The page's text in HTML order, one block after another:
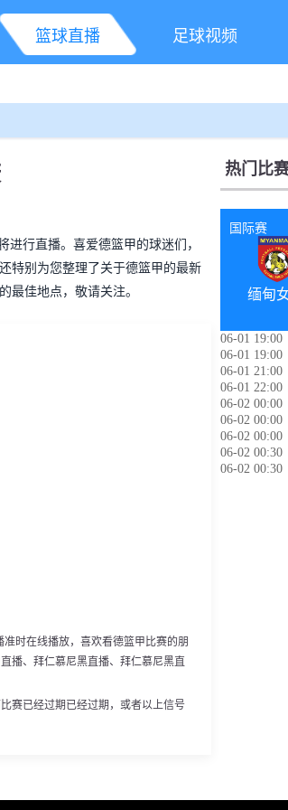
篮球直播 足球视频
进行直播。喜爱德篮甲的球迷们，
特别为您整理了关于德篮甲的最新
最佳地点，敬请关注。
准时在线播放，喜欢看德篮甲比赛的朋
播、拜仁慕尼黑直播、拜仁慕尼黑直
赛已经过期已经过期，或者以上信号
热门比
国际赛
缅甸
06-01 19:00
06-01 19:00
06-01 21:00
06-01 22:00
06-02 00:00
06-02 00:00
06-02 00:00
06-02 00:30
06-02 00:30